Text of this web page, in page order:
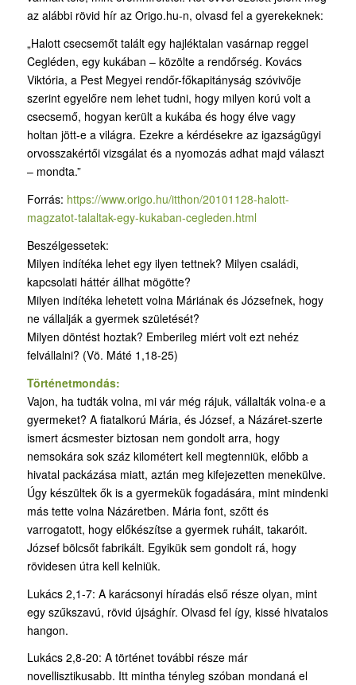
az alábbi rövid hír az Origo.hu-n, olvasd fel a gyerekeknek:
„Halott csecsemőt talált egy hajléktalan vasárnap reggel
Cegléden, egy kukában – közölte a rendőrség. Kovács
Viktória, a Pest Megyei rendőr-főkapitányság szóvivője
szerint egyelőre nem lehet tudni, hogy milyen korú volt a
csecsemő, hogyan került a kukába és hogy élve vagy
holtan jött-e a világra. Ezekre a kérdésekre az igazságügyi
orvosszakértői vizsgálat és a nyomozás adhat majd választ
– mondta.”
Forrás: https://www.origo.hu/itthon/20101128-halott-
magzatot-talaltak-egy-kukaban-cegleden.html
Beszélgessetek:
Milyen indítéka lehet egy ilyen tettnek? Milyen családi,
kapcsolati háttér állhat mögötte?
Milyen indítéka lehetett volna Máriának és Józsefnek, hogy
ne vállalják a gyermek születését?
Milyen döntést hoztak? Emberileg miért volt ezt nehéz
felvállalni? (Vö. Máté 1,18-25)
Történetmondás:
Vajon, ha tudták volna, mi vár még rájuk, vállalták volna-e a
gyermeket? A fiatalkorú Mária, és József, a Názáret-szerte
ismert ácsmester biztosan nem gondolt arra, hogy
nemsokára sok száz kilométert kell megtenniük, előbb a
hivatal packázása miatt, aztán meg kifejezetten menekülve.
Úgy készültek ők is a gyermekük fogadására, mint mindenki
más tette volna Názáretben. Mária font, szőtt és
varrogatott, hogy előkészítse a gyermek ruháit, takaróit.
József bölcsőt fabrikált. Egyikük sem gondolt rá, hogy
rövidesen útra kell kelniük.
Lukács 2,1-7: A karácsonyi híradás első része olyan, mint
egy szűkszavú, rövid újsághír. Olvasd fel így, kissé hivatalos
hangon.
Lukács 2,8-20: A történet további része már
novellisztikusabb. Itt mintha tényleg szóban mondaná el